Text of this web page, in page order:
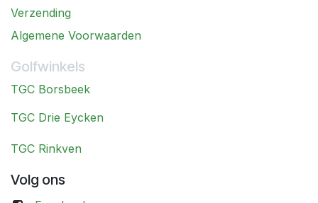
Verzending
Algemene Voorwaarden
Golfwinkels
TGC Borsbeek
TGC Drie Eycken
TGC Rinkven
Volg ons